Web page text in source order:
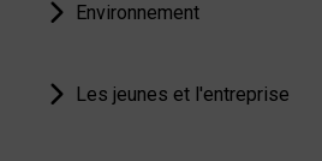
Environnement
Les jeunes et l'entreprise